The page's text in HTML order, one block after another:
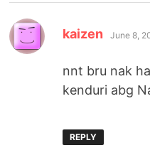
kaizen says:
June 8,
nnt bru nak
kenduri abg
REPLY